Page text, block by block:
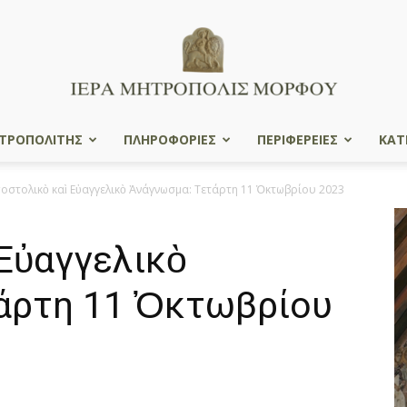
ΠΛΗΡΟΦΟΡΙΕΣ ΠΕΡΙΦΕΡΕΙΕΣ
καὶ Εὐαγγελικὸ Ἀνάγνωσμα: Τετάρτη 11 Ὀκτωβρίου 2023
11 Ὀκτωβρίου